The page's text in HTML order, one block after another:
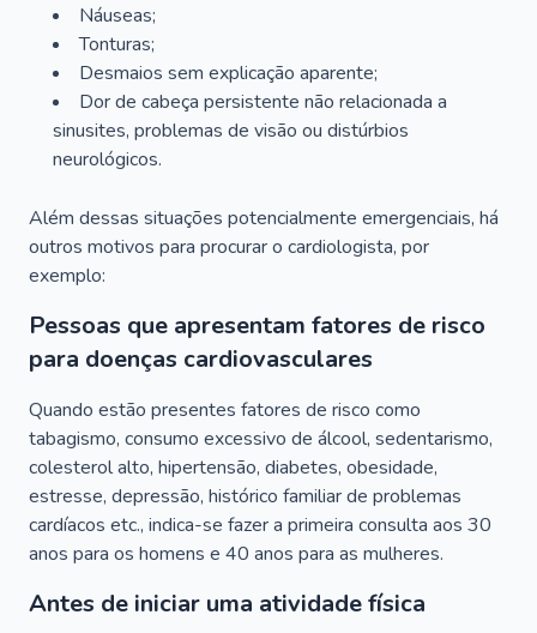
Náuseas;
Tonturas;
Desmaios sem explicação aparente;
Dor de cabeça persistente não relacionada a
sinusites, problemas de visão ou distúrbios
neurológicos.
Além dessas situações potencialmente emergenciais, há
outros motivos para procurar o cardiologista, por
exemplo:
Pessoas que apresentam fatores de risco
para doenças cardiovasculares
Quando estão presentes fatores de risco como
tabagismo, consumo excessivo de álcool, sedentarismo,
colesterol alto, hipertensão, diabetes, obesidade,
estresse, depressão, histórico familiar de problemas
cardíacos etc., indica-se fazer a primeira consulta aos 30
anos para os homens e 40 anos para as mulheres.
Antes de iniciar uma atividade física